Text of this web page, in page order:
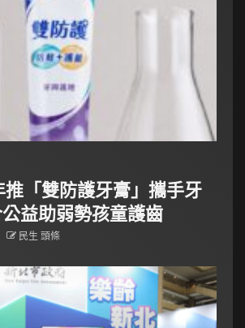
推「雙防護牙膏」攜手牙
益助弱勢孩童護齒
民生 頭條